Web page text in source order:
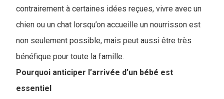
contrairement à certaines idées reçues, vivre avec un
chien ou un chat lorsqu’on accueille un nourrisson est
non seulement possible, mais peut aussi être très
bénéfique pour toute la famille.
Pourquoi anticiper l’arrivée d’un bébé est
essentiel